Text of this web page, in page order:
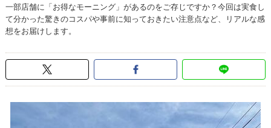
一部店舗に「お得なモーニング」があるのをご存じですか？今回は実食し
て分かった驚きのコスパや事前に知っておきたい注意点など、リアルな感
想をお届けします。